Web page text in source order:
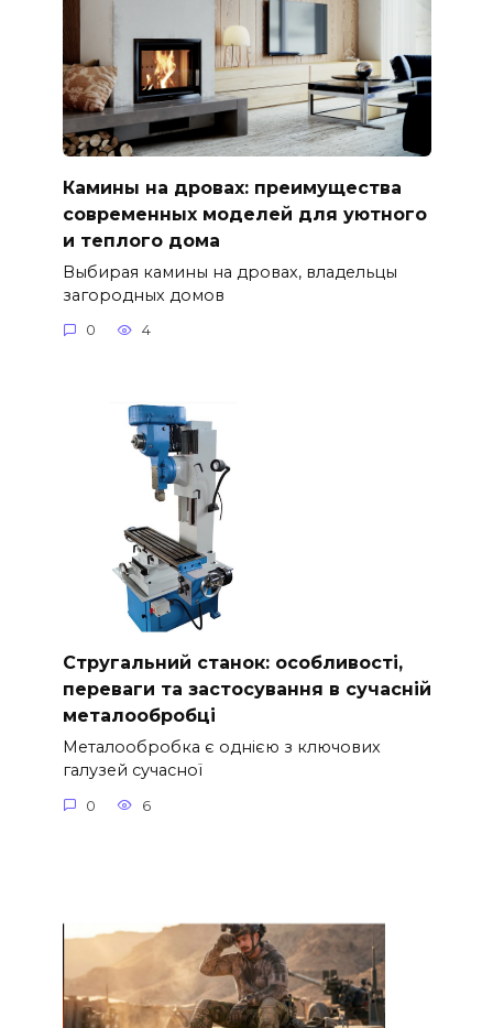
Камины на дровах: преимущества
современных моделей для уютного
и теплого дома
Выбирая камины на дровах, владельцы
загородных домов
0 4
Стругальний станок: особливості,
переваги та застосування в сучасній
металообробці
Металообробка є однією з ключових
галузей сучасної
0 6